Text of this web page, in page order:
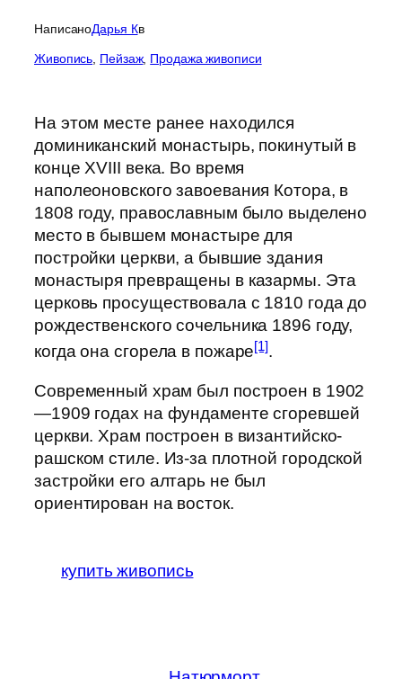
НаписаноДарья Кв
Живопись Пейзаж, Продажа живописи
На этом месте ранее находился
доминиканский монастырь, покинутый в
конце XVIII века. Во время
наполеоновского завоевания Котора, в
1808 году, православным было выделено
место в бывшем монастыре для
постройки церкви, а бывшие здания
монастыря превращены в казармы. Эта
церковь просуществовала с 1810 года до
рождественского сочельника 1896 году,
когда она сгорела в пожаре[1].
Современный храм был построен в 1902
—1909 годах на фундаменте сгоревшей
церкви. Храм построен в византийско-
рашском стиле. Из-за плотной городской
застройки его алтарь не был
ориентирован на восток.
купить живопись